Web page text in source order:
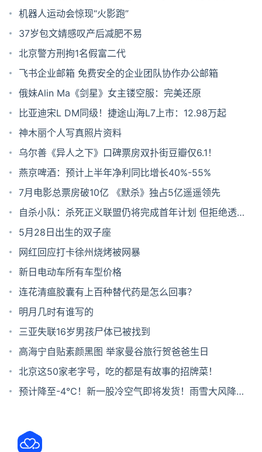
机器人运动会惊现“火影跑”
37岁包文婧感叹产后减肥不易
北京警方刑拘1名假富二代
飞书企业邮箱 免费安全的企业团队协作办公邮箱
俄妹Alin Ma《剑星》女主镂空服：完美还原
比亚迪宋L DM同级！捷途山海L7上市：12.98万起
神木丽个人写真照片资料
乌尔善《异人之下》口碑票房双扑街豆瓣仅6.1！
燕京啤酒：预计上半年净利同比增长40%-55%
7月电影总票房破10亿 《默杀》独占5亿遥遥领先
自杀小队：杀死正义联盟仍将完成首年计划 但拒绝透露
后续计划
5月28日出生的双子座
网红回应打卡徐州烧烤被网暴
新日电动车所有车型价格
连花清瘟胶囊有上百种替代药是怎么回事？
明月几时有谁写的
三亚失联16岁男孩尸体已被找到
高海宁自贴素颜黑图 举家曼谷旅行贺爸爸生日
北京这50家老字号，吃的都是有故事的招牌菜！
预计降至-4℃！新一股冷空气即将发货！雨雪大风降温